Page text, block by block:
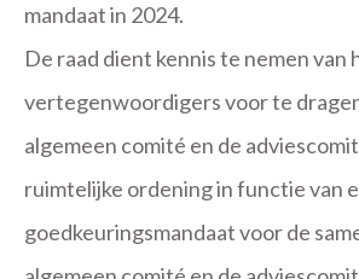
mandaat in 2024.
De raad dient kennis te nemen van
vertegenwoordigers voor te
algemeen comité en de
ruimtelijke ordening in functie van
goedkeuringsmandaat voor de